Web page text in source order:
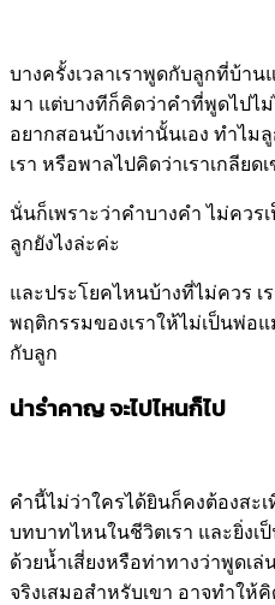
บางครั้งเวลาเราพูดกับลูกที่บ้า
มา แต่บางทีก็คิดว่าคำที่พูดไปไ
อยากสอนบ้างเท่านั้นเอง ทำไม
เรา หรือพาลไปคิดว่าเราเกลียด
นั่นก็เพราะว่าคำบางคำ ไม่คว
ลูกยังไงล่ะค่ะ
และประโยคไหนบ้างที่ไม่ควร เ
พฤติกรรมของเราให้ไม่เป็นพ่อ
กับลูก
น่ารำคาญ จะไปไหนก็ไป
คำนี้ไม่ว่าใครได้ยินก็คงต้องสะ
บทบาทไหนในชีวิตเรา และยิ่งเ
ด้วยน้ำเสี่ยงหรือท่าทางว่าพูดเ
จริงเสมอสำหรับเขา อาจทำให้